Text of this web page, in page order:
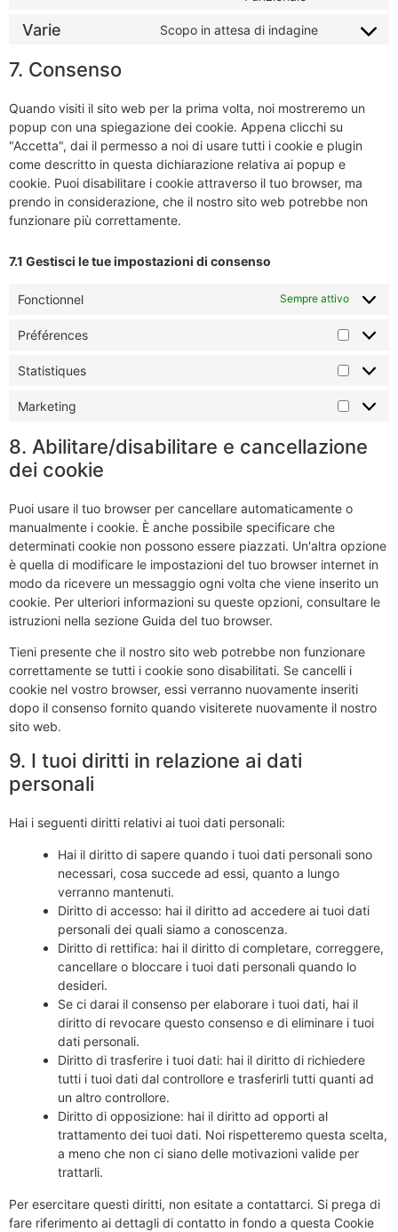
Varie Scopo in attesa di indagine
7. Consenso
Quando visiti il sito web per la prima volta, noi mostreremo un
popup con una spiegazione dei cookie. Appena clicchi su
"Accetta", dai il permesso a noi di usare tutti i cookie e plugin
come descritto in questa dichiarazione relativa ai popup e
cookie. Puoi disabilitare i cookie attraverso il tuo browser, ma
prendo in considerazione, che il nostro sito web potrebbe non
funzionare più correttamente.
7.1 Gestisci le tue impostazioni di consenso
Fonctionnel Sempre attivo
Préférences
Statistiques
Marketing
8. Abilitare/disabilitare e cancellazione
dei cookie
Puoi usare il tuo browser per cancellare automaticamente o
manualmente i cookie. È anche possibile specificare che
determinati cookie non possono essere piazzati. Un'altra opzione
è quella di modificare le impostazioni del tuo browser internet in
modo da ricevere un messaggio ogni volta che viene inserito un
cookie. Per ulteriori informazioni su queste opzioni, consultare le
istruzioni nella sezione Guida del tuo browser.
Tieni presente che il nostro sito web potrebbe non funzionare
correttamente se tutti i cookie sono disabilitati. Se cancelli i
cookie nel vostro browser, essi verranno nuovamente inseriti
dopo il consenso fornito quando visiterete nuovamente il nostro
sito web.
9. I tuoi diritti in relazione ai dati
personali
Hai i seguenti diritti relativi ai tuoi dati personali:
Hai il diritto di sapere quando i tuoi dati personali sono
necessari, cosa succede ad essi, quanto a lungo
verranno mantenuti.
Diritto di accesso: hai il diritto ad accedere ai tuoi dati
personali dei quali siamo a conoscenza.
Diritto di rettifica: hai il diritto di completare, correggere,
cancellare o bloccare i tuoi dati personali quando lo
desideri.
Se ci darai il consenso per elaborare i tuoi dati, hai il
diritto di revocare questo consenso e di eliminare i tuoi
dati personali.
Diritto di trasferire i tuoi dati: hai il diritto di richiedere
tutti i tuoi dati dal controllore e trasferirli tutti quanti ad
un altro controllore.
Diritto di opposizione: hai il diritto ad opporti al
trattamento dei tuoi dati. Noi rispetteremo questa scelta,
a meno che non ci siano delle motivazioni valide per
trattarli.
Per esercitare questi diritti, non esitate a contattarci. Si prega di
fare riferimento ai dettagli di contatto in fondo a questa Cookie